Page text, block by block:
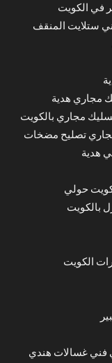
في الكويت
ستلايت المنقف
مجاري هدية
مجاري بالكويت
تصليح مضخات
هدية
حولي
بالكويت
الكويت
فني غسالات هندي